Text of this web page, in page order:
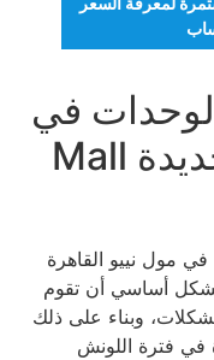
في
مول نييو القاهرة الجديدة Mall
في مول نييو القاهرة
أساسي أن تقوم
وبناء على ذلك
في فترة اللونش